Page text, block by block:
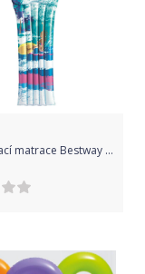
Nafukovací matrace Bestway Surfing girl